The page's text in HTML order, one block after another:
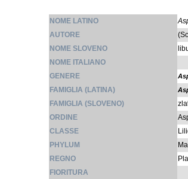
NOME LATINO
AUTORE
NOME SLOVENO
NOME ITALIANO
GENERE
FAMIGLIA (LATINA)
FAMIGLIA (SLOVENO)
ORDINE
CLASSE
PHYLUM
REGNO
FIORITURA